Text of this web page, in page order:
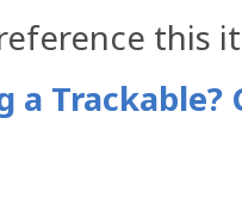
this
a Trackable?